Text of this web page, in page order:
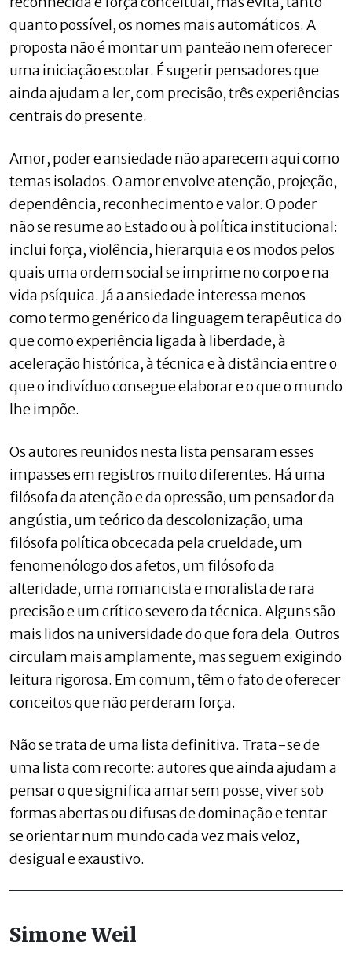
quanto possível, os nomes mais automáticos. A
proposta não é montar um panteão nem oferecer
uma iniciação escolar. É sugerir pensadores que
ainda ajudam a ler, com precisão, três experiências
centrais do presente.
Amor, poder e ansiedade não aparecem aqui como
temas isolados. O amor envolve atenção, projeção,
dependência, reconhecimento e valor. O poder
não se resume ao Estado ou à política institucional:
inclui força, violência, hierarquia e os modos pelos
quais uma ordem social se imprime no corpo e na
vida psíquica. Já a ansiedade interessa menos
como termo genérico da linguagem terapêutica do
que como experiência ligada à liberdade, à
aceleração histórica, à técnica e à distância entre o
que o indivíduo consegue elaborar e o que o mundo
lhe impõe.
Os autores reunidos nesta lista pensaram esses
impasses em registros muito diferentes. Há uma
filósofa da atenção e da opressão, um pensador da
angústia, um teórico da descolonização, uma
filósofa política obcecada pela crueldade, um
fenomenólogo dos afetos, um filósofo da
alteridade, uma romancista e moralista de rara
precisão e um crítico severo da técnica. Alguns são
mais lidos na universidade do que fora dela. Outros
circulam mais amplamente, mas seguem exigindo
leitura rigorosa. Em comum, têm o fato de oferecer
conceitos que não perderam força.
Não se trata de uma lista definitiva. Trata-se de
uma lista com recorte: autores que ainda ajudam a
pensar o que significa amar sem posse, viver sob
formas abertas ou difusas de dominação e tentar
se orientar num mundo cada vez mais veloz,
desigual e exaustivo.
Simone Weil